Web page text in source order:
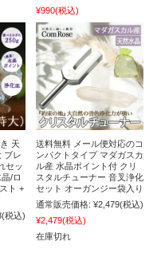
¥990(税込)
天
ブレ
セッ
/ロ
ト +
(税込)
送料無料 メール便対応のコ
ンパクトタイプ マダガスカ
ル産 水晶ポイント付 クリ
スタルチューナー 音叉浄化
セット オーガンジー袋入り
通常販売価格: ¥2,479(税込)
¥2,479(税込)
在庫切れ